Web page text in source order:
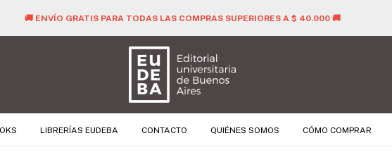
🚚 ENVÍO GRATIS PARA TODAS LAS COMPRAS SUPERIORES A $ 40.000 🚚
LIBRERÍAS EUDEBA CONTACTO QUIÉNES SOMOS CÓMO COMPRAR